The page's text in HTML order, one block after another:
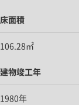
床面積
106.28㎡
建物竣工年
1980年